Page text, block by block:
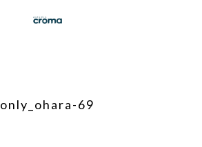
only_ohara-69